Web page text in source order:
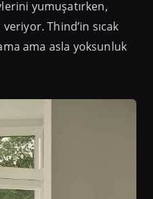
yumuşatırken,
veriyor. Thind’in sıcak
ama asla yoksunluk